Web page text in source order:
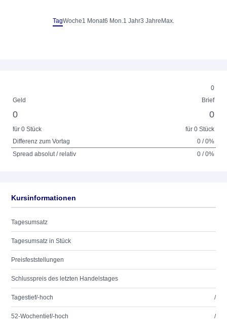
TagWoche1 Monat6 Mon.1 Jahr3 Jahre Max.
0
Geld
Brief
0 0
für 0 Stück
für 0 Stück
Differenz zum Vortag
0 / 0%
Spread absolut / relativ
0 / 0%
Kursinformationen
Tagesumsatz
Tagesumsatz in Stück
Preisfeststellungen
Schlusspreis des letzten Handelstages
Tagestief/-hoch /
52-Wochentief/-hoch /